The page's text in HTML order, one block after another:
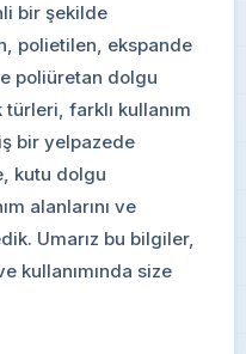
bir şekilde
polietilen, ekspande
poliüretan dolgu
farklı kullanım
bir yelpazede
kutu dolgu
alanlarını ve
Umarız bu bilgiler,
kullanımında size